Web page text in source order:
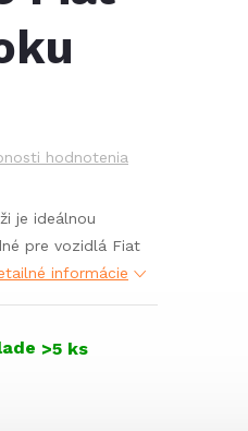
hodnotenia
je ideálnou
pre vozidlá Fiat
informácie
>5 ks